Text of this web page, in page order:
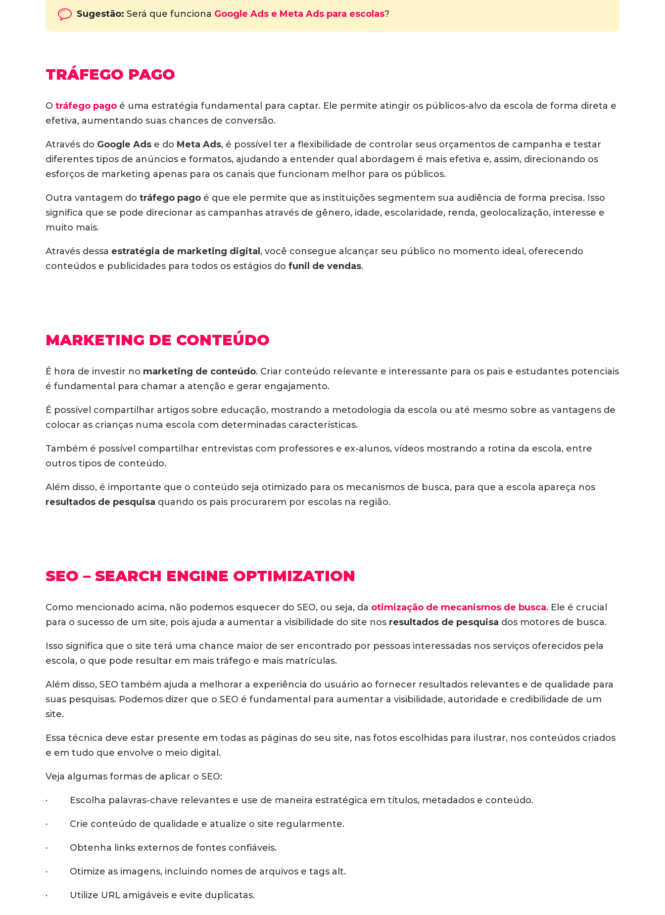
Sugestão: Será que funciona Google Ads e Meta Ads para escolas?
TRÁFEGO PAGO
O tráfego pago é uma estratégia fundamental para captar. Ele permite atingir os públicos-alvo da escola de forma direta e
efetiva, aumentando suas chances de conversão.
Através do Google Ads e do Meta Ads, é possível ter a flexibilidade de controlar seus orçamentos de campanha e testar
diferentes tipos de anúncios e formatos, ajudando a entender qual abordagem é mais efetiva e, assim, direcionando os
esforços de marketing apenas para os canais que funcionam melhor para os públicos.
Outra vantagem do tráfego pago é que ele permite que as instituições segmentem sua audiência de forma precisa. Isso
significa que se pode direcionar as campanhas através de gênero, idade, escolaridade, renda, geolocalização, interesse e
muito mais.
Através dessa estratégia de marketing digital , você consegue alcançar seu público no momento ideal, oferecendo
conteúdos e publicidades para todos os estágios do funil de vendas.
MARKETING DE CONTEÚDO
É hora de investir no marketing de conteúdo. Criar conteúdo relevante e interessante para os pais e estudantes potenciais
é fundamental para chamar a atenção e gerar engajamento.
É possível compartilhar artigos sobre educação, mostrando a metodologia da escola ou até mesmo sobre as vantagens de
colocar as crianças numa escola com determinadas características.
Também é possível compartilhar entrevistas com professores e ex-alunos, vídeos mostrando a rotina da escola, entre
outros tipos de conteúdo.
Além disso, é importante que o conteúdo seja otimizado para os mecanismos de busca, para que a escola apareça nos
resultados de pesquisa quando os pais procurarem por escolas na região.
SEO – SEARCH ENGINE OPTIMIZATION
Como mencionado acima, não podemos esquecer do SEO, ou seja, da otimização de mecanismos de busca. Ele é crucial
para o sucesso de um site, pois ajuda a aumentar a visibilidade do site nos resultados de pesquisa dos motores de busca.
Isso significa que o site terá uma chance maior de ser encontrado por pessoas interessadas nos serviços oferecidos pela
escola, o que pode resultar em mais tráfego e mais matrículas.
Além disso, SEO também ajuda a melhorar a experiência do usuário ao fornecer resultados relevantes e de qualidade para
suas pesquisas. Podemos dizer que o SEO é fundamental para aumentar a visibilidade, autoridade e credibilidade de um
site.
Essa técnica deve estar presente em todas as páginas do seu site, nas fotos escolhidas para ilustrar, nos conteúdos criados
e em tudo que envolve o meio digital.
Veja algumas formas de aplicar o SEO:
· Escolha palavras-chave relevantes e use de maneira estratégica em títulos, metadados e conteúdo.
· Crie conteúdo de qualidade e atualize o site regularmente.
· Obtenha links externos de fontes confiáveis.
· Otimize as imagens, incluindo nomes de arquivos e tags alt.
· Utilize URL amigáveis e evite duplicatas.